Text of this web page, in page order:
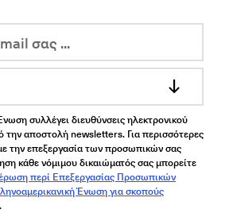
συλλέγει διευθύνσεις ηλεκτρονικού
την αποστολή newsletters. Για περισσότερες
την επεξεργασία των προσωπικών σας
κάθε νόμιμου δικαιώματός σας μπορείτε
περί Επεξεργασίας Προσωπικών
Ένωση για σκοπούς
.